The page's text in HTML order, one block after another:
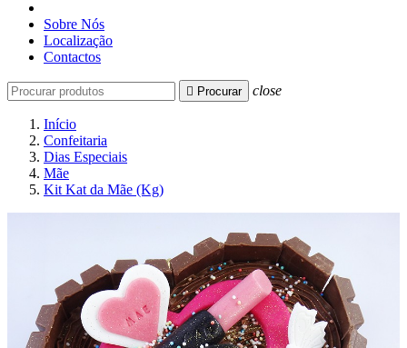
Sobre Nós
Localização
Contactos
 Procurar close
Início
Confeitaria
Dias Especiais
Mãe
Kit Kat da Mãe (Kg)